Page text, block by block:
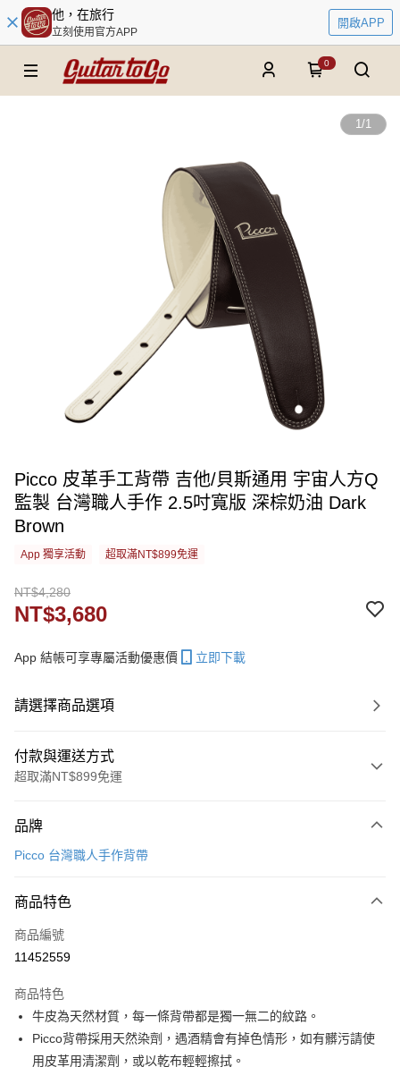
他，在旅行
立刻使用官方APP
開啟APP
0
1/1
Picco 皮革手工背帶 吉他/貝斯通用 宇宙人方Q
監製 台灣職人手作 2.5吋寬版 深棕奶油 Dark
Brown
App 獨享活動 超取滿NT$899免運
NT$4,280
NT$3,680
App 結帳可享專屬活動優惠價 立即下載
請選擇商品選項
付款與運送方式
超取滿NT$899免運
信用卡一次付款
3 期 0 利率 每期
合作金庫商業銀行
上海商業儲蓄銀行
臺灣中小企業銀行
匯豐（台灣）商業銀行
華泰商業銀行
聯邦商業銀行
遠東國際商業銀行
元大商業銀行
永豐商業銀行
合作金庫商業銀行
上海商業儲蓄銀行
國泰世華商業銀行
兆豐國際商業銀行
匯豐（台灣）商業銀行
華泰商業銀行
12 期 0 利率 每期
華南商業銀行
上海商業儲蓄銀行
台北富邦商業銀行
國泰世華商業銀行
兆豐國際商業銀行
臺灣中小企業銀行
台中商業銀行
LINE Pay
品牌
Picco 台灣職人手作背帶
商品特色
商品編號
11452559
商品特色
牛皮為天然材質，每一條背帶都是獨一無二的紋路。
Picco背帶採用天然染劑，遇酒精會有掉色情形，如有髒污請使
用皮革用清潔劑，或以乾布輕輕擦拭。